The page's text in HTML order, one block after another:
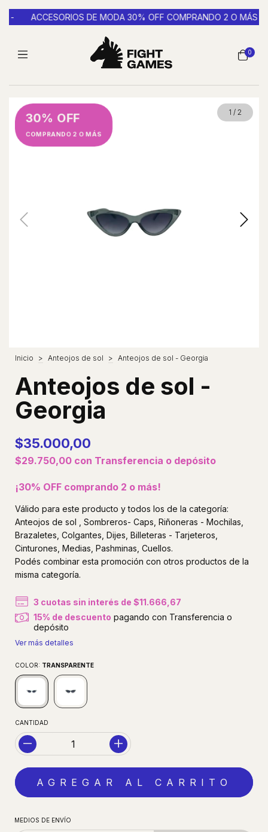
ACCESORIOS DE MODA 30% OFF COMPRANDO 2 O MÁS -
0
30% OFF
COMPRANDO 2 O MÁS
1 / 2
Inicio > Anteojos de sol > Anteojos de sol - Georgia
Anteojos de sol -
Georgia
$35.000,00
$29.750,00 con Transferencia o depósito
¡30% OFF comprando 2 o más!
Válido para este producto y todos los de la categoría:
Anteojos de sol , Sombreros- Caps, Riñoneras - Mochilas,
Brazaletes, Colgantes, Dijes, Billeteras - Tarjeteros,
Cinturones, Medias, Pashminas, Cuellos.
Podés combinar esta promoción con otros productos de la
misma categoría.
3 cuotas sin interés de$11.666,67
15% de descuento pagando con Transferencia o
depósito
Ver más detalles
COLOR: TRANSPARENTE
CANTIDAD
MEDIOS DE ENVÍO